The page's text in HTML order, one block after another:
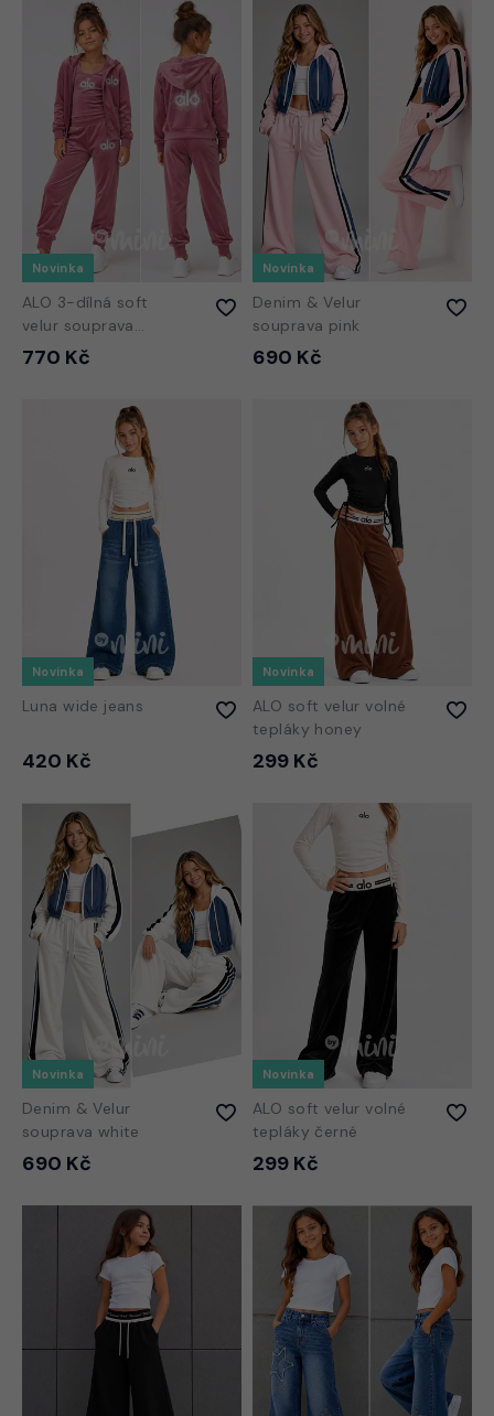
Novinka
ALO 3-dílná soft
velur souprava
růžová
770 Kč
Novinka
Denim & Velur
souprava pink
690 Kč
Novinka
Luna wide jeans
420 Kč
Novinka
ALO soft velur volné
tepláky honey
299 Kč
Novinka
Denim & Velur
souprava white
690 Kč
Novinka
ALO soft velur volné
tepláky černé
299 Kč